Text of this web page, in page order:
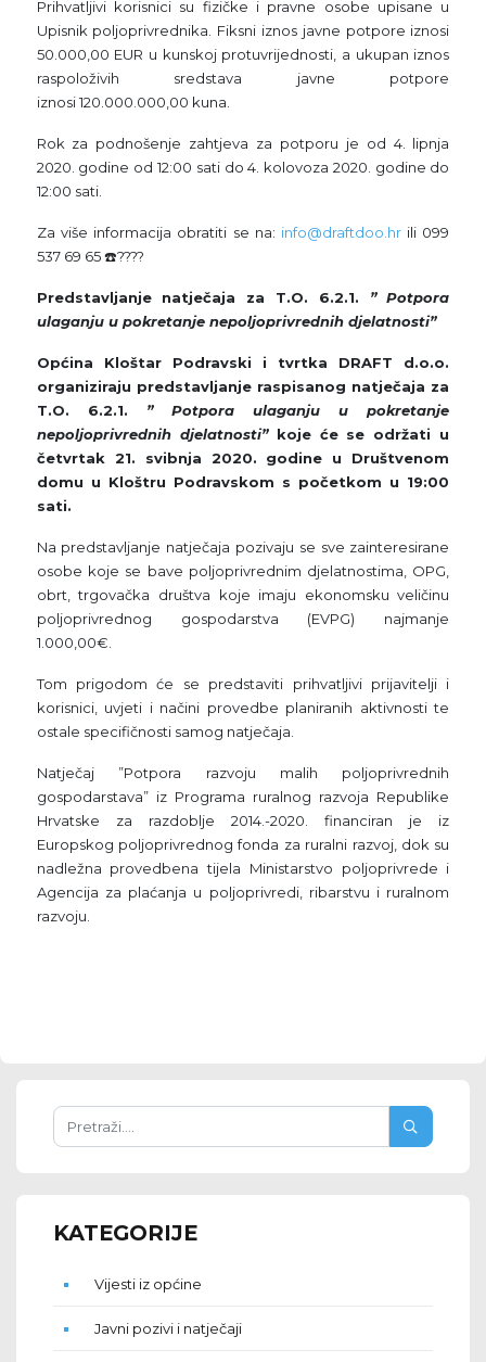
Prihvatljivi korisnici su fizičke i pravne osobe upisane u
Upisnik poljoprivrednika. Fiksni iznos javne potpore iznosi
50.000,00 EUR u kunskoj protuvrijednosti, a ukupan iznos
raspoloživih sredstava javne potpore
iznosi 120.000.000,00 kuna.
Rok za podnošenje zahtjeva za potporu je od 4. lipnja
2020. godine od 12:00 sati do 4. kolovoza 2020. godine do
12:00 sati.
Za više informacija obratiti se na: info@draftdoo.hrili 099
537 69 65 ☎️????
Predstavljanje natječaja za T.O. 6.2.1. ” Potpora
ulaganju u pokretanje nepoljoprivrednih djelatnosti”
Općina Kloštar Podravski i tvrtka DRAFT d.o.o.
organiziraju predstavljanje raspisanog natječaja za
T.O. 6.2.1. ” Potpora ulaganju u pokretanje
nepoljoprivrednih djelatnosti” koje će se održati u
četvrtak 21. svibnja 2020. godine u Društvenom
domu u Kloštru Podravskom s početkom u 19:00
sati.
Na predstavljanje natječaja pozivaju se sve zainteresirane
osobe koje se bave poljoprivrednim djelatnostima, OPG,
obrt, trgovačka društva koje imaju ekonomsku veličinu
poljoprivrednog gospodarstva (EVPG) najmanje
1.000,00€.
Tom prigodom će se predstaviti prihvatljivi prijavitelji i
korisnici, uvjeti i načini provedbe planiranih aktivnosti te
ostale specifičnosti samog natječaja.
Natječaj ”Potpora razvoju malih poljoprivrednih
gospodarstava” iz Programa ruralnog razvoja Republike
Hrvatske za razdoblje 2014.-2020. financiran je iz
Europskog poljoprivrednog fonda za ruralni razvoj, dok su
nadležna provedbena tijela Ministarstvo poljoprivrede i
Agencija za plaćanja u poljoprivredi, ribarstvu i ruralnom
razvoju.
KATEGORIJE
Vijesti iz općine
Javni pozivi i natječaji